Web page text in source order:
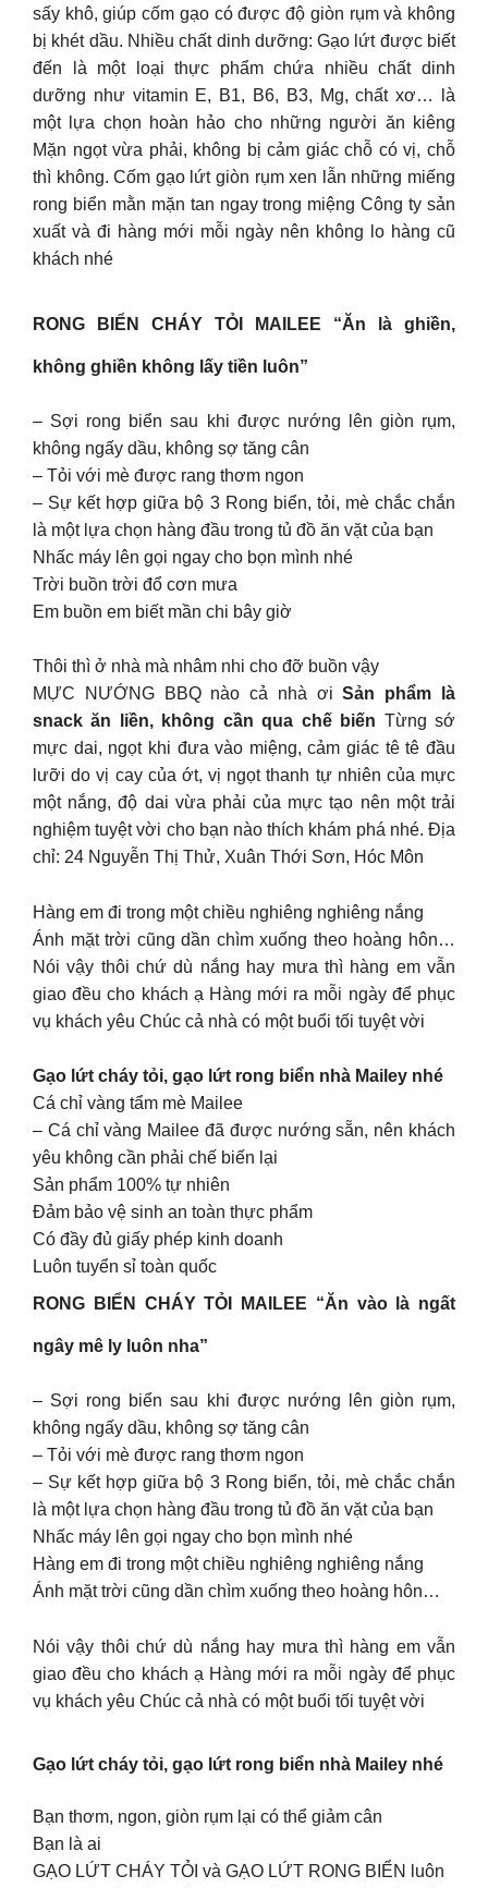
sấy khô, giúp cốm gạo có được độ giòn rụm và không
bị khét dầu. Nhiều chất dinh dưỡng: Gạo lứt được biết
đến là một loại thực phẩm chứa nhiều chất dinh
dưỡng như vitamin E, B1, B6, B3, Mg, chất xơ… là
một lựa chọn hoàn hảo cho những người ăn kiêng
Mặn ngọt vừa phải, không bị cảm giác chỗ có vị, chỗ
thì không. Cốm gạo lứt giòn rụm xen lẫn những miếng
rong biển mằn mặn tan ngay trong miệng Công ty sản
xuất và đi hàng mới mỗi ngày nên không lo hàng cũ
khách nhé
RONG BIỂN CHÁY TỎI MAILEE “Ăn là ghiền,
không ghiền không lấy tiền luôn”
– Sợi rong biển sau khi được nướng lên giòn rụm,
không ngấy dầu, không sợ tăng cân
– Tỏi với mè được rang thơm ngon
– Sự kết hợp giữa bộ 3 Rong biển, tỏi, mè chắc chắn
là một lựa chọn hàng đầu trong tủ đồ ăn vặt của bạn
Nhấc máy lên gọi ngay cho bọn mình nhé
Trời buồn trời đổ cơn mưa
Em buồn em biết mần chi bây giờ
Thôi thì ở nhà mà nhâm nhi cho đỡ buồn vậy
MỰC NƯỚNG BBQ nào cả nhà ơiSản phẩm là
snack ăn liền, không cần qua chế biến Từng sớ
mực dai, ngọt khi đưa vào miệng, cảm giác tê tê đầu
lưỡi do vị cay của ớt, vị ngọt thanh tự nhiên của mực
một nắng, độ dai vừa phải của mực tạo nên một trải
nghiệm tuyệt vời cho bạn nào thích khám phá nhé. Địa
chỉ: 24 Nguyễn Thị Thử, Xuân Thới Sơn, Hóc Môn
Hàng em đi trong một chiều nghiêng nghiêng nắng
Ánh mặt trời cũng dần chìm xuống theo hoàng hôn…
Nói vậy thôi chứ dù nắng hay mưa thì hàng em vẫn
giao đều cho khách ạ Hàng mới ra mỗi ngày để phục
vụ khách yêu Chúc cả nhà có một buổi tối tuyệt vời
Gạo lứt cháy tỏi, gạo lứt rong biển nhà Mailey nhé
Cá chỉ vàng tẩm mè Mailee
– Cá chỉ vàng Mailee đã được nướng sẵn, nên khách
yêu không cần phải chế biến lại
Sản phẩm 100% tự nhiên
Đảm bảo vệ sinh an toàn thực phẩm
Có đầy đủ giấy phép kinh doanh
Luôn tuyển sỉ toàn quốc
RONG BIỂN CHÁY TỎI MAILEE “Ăn vào là ngất
ngây mê ly luôn nha”
– Sợi rong biển sau khi được nướng lên giòn rụm,
không ngấy dầu, không sợ tăng cân
– Tỏi với mè được rang thơm ngon
– Sự kết hợp giữa bộ 3 Rong biển, tỏi, mè chắc chắn
là một lựa chọn hàng đầu trong tủ đồ ăn vặt của bạn
Nhấc máy lên gọi ngay cho bọn mình nhé
Hàng em đi trong một chiều nghiêng nghiêng nắng
Ánh mặt trời cũng dần chìm xuống theo hoàng hôn…
Nói vậy thôi chứ dù nắng hay mưa thì hàng em vẫn
giao đều cho khách ạ Hàng mới ra mỗi ngày để phục
vụ khách yêu Chúc cả nhà có một buổi tối tuyệt vời
Gạo lứt cháy tỏi, gạo lứt rong biển nhà Mailey nhé
Bạn thơm, ngon, giòn rụm lại có thể giảm cân
Bạn là ai
GẠO LỨT CHÁY TỎI và GẠO LỨT RONG BIỂN luôn